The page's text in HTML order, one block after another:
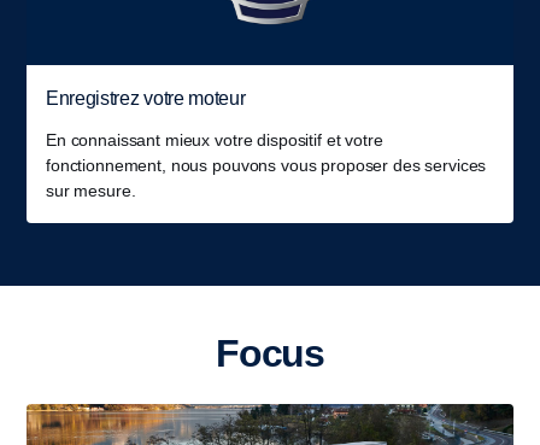
Enregistrez votre moteur
En connaissant mieux votre dispositif et votre
fonctionnement, nous pouvons vous proposer des services
sur mesure.
Focus